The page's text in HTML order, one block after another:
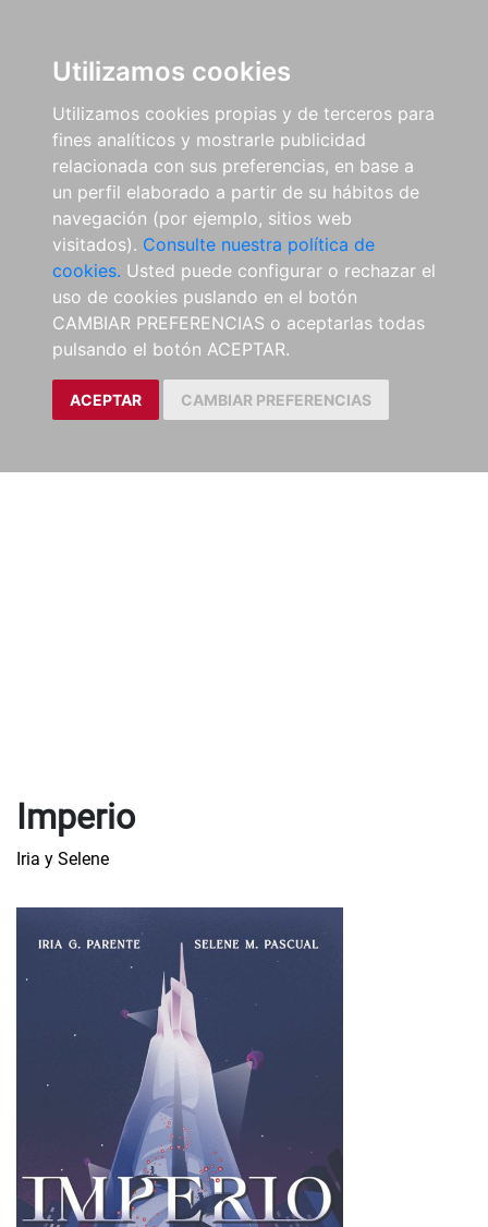
Utilizamos cookies
Utilizamos cookies propias y de terceros para
fines analíticos y mostrarle publicidad
relacionada con sus preferencias, en base a
un perfil elaborado a partir de su hábitos de
navegación (por ejemplo, sitios web
visitados). Consulte nuestra política de
cookies. Usted puede configurar o rechazar el
uso de cookies puslando en el botón
CAMBIAR PREFERENCIAS o aceptarlas todas
pulsando el botón ACEPTAR.
ACEPTAR CAMBIAR PREFERENCIAS
Imperio
Iria y Selene